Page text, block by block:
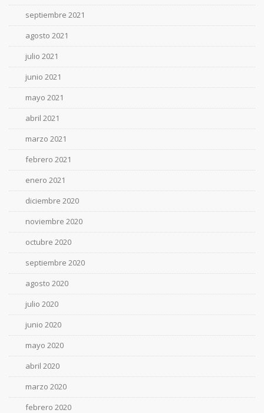
septiembre 2021
agosto 2021
julio 2021
junio 2021
mayo 2021
abril 2021
marzo 2021
febrero 2021
enero 2021
diciembre 2020
noviembre 2020
octubre 2020
septiembre 2020
agosto 2020
julio 2020
junio 2020
mayo 2020
abril 2020
marzo 2020
febrero 2020